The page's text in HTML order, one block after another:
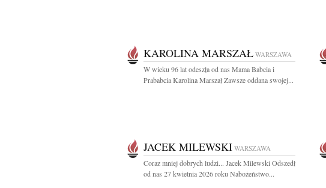
KAROLINA MARSZAŁ WARSZAWA
W wieku 96 lat odeszła od nas Mama Babcia i
Prababcia Karolina Marszał Zawsze oddana swojej...
JACEK MILEWSKI WARSZAWA
Coraz mniej dobrych ludzi... Jacek Milewski Odszedł
od nas 27 kwietnia 2026 roku Nabożeństwo...